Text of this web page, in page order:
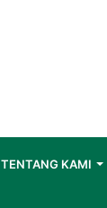
TENTANG KAMI